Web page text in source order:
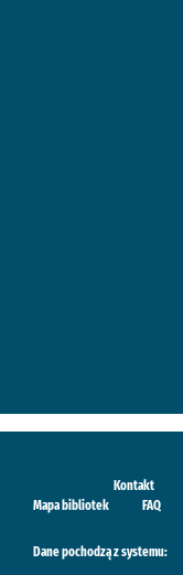
Kontakt
Mapa bibliotek
FAQ
Dane pochodzą z systemu: